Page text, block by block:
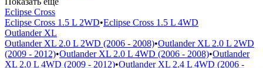
Eclipse Cross
Eclipse Cross 1.5 L 2WD•Eclipse Cross 1.5 L 4WD
Outlander XL
Outlander XL 2.0 L 2WD (2006 - 2008)•Outlander XL 2.0 L 2WD
(2009 - 2012)•Outlander XL 2.0 L 4WD (2006 - 2008)•Outlander
XL 2.0 L 4WD (2009 - 2012)•Outlander XL 2.4 L 4WD (2006 -